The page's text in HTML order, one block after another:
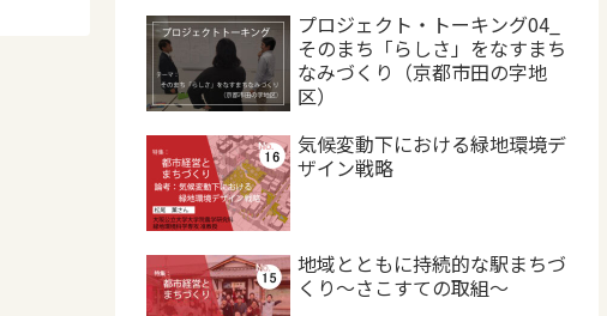
プロジェクト・トーキング04_
そのまち「らしさ」をなすまち
なみづくり（京都市田の字地
区）
気候変動下における緑地環境デ
ザイン戦略
地域とともに持続的な駅まちづ
くり～さこすての取組～